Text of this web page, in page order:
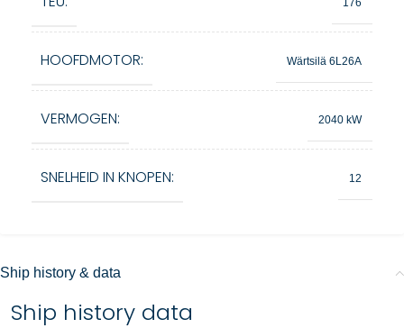
HOOFDMOTOR: Wärtsilä 6L26A
VERMOGEN: 2040 kW
SNELHEID IN KNOPEN: 12
Ship history & data
Ship history data